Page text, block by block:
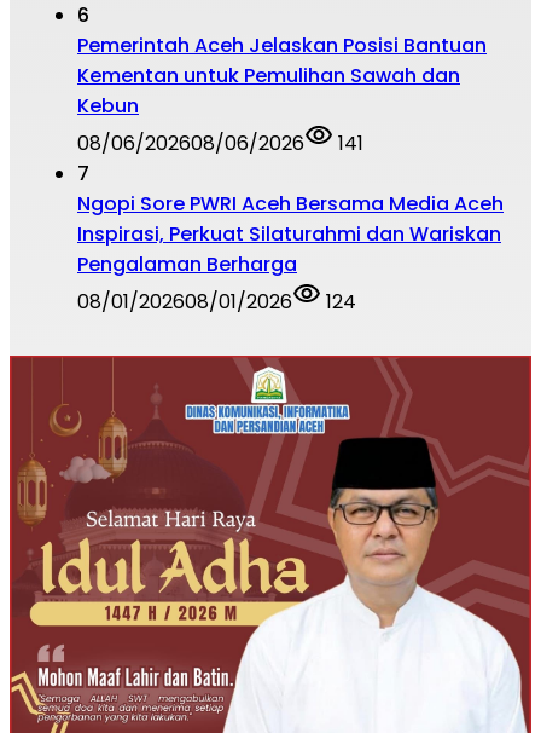
6
Pemerintah Aceh Jelaskan Posisi Bantuan
Kementan untuk Pemulihan Sawah dan
Kebun
08/06/202608/06/2026
141
7
Ngopi Sore PWRI Aceh Bersama Media Aceh
Inspirasi, Perkuat Silaturahmi dan Wariskan
Pengalaman Berharga
08/01/202608/01/2026 124